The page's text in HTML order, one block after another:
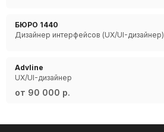
БЮРО 1440
Дизайнер интерфейсов (UX/UI-дизайнер)
Advline
UX/UI-дизайнер
от 90 000 р.